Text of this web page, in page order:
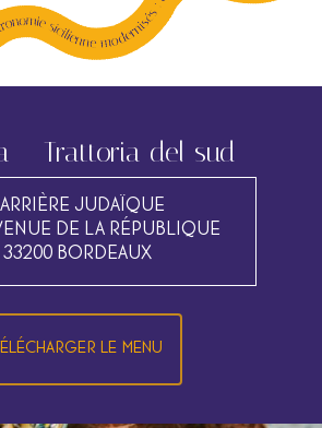
– Trattoria del sud
JUDAÏQUE
DE LA RÉPUBLIQUE
33200 BORDEAUX
LE MENU